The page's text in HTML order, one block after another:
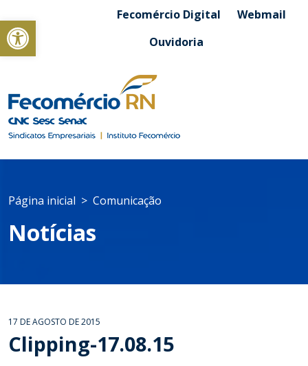
Abrir a barra de ferramentasFecomércio Digital
Webmail
Ouvidoria
Página inicial Comunicação
Notícias
17 DE AGOSTO DE 2015
Clipping-17.08.15